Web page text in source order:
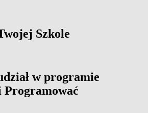
Szkole
w programie
Programować